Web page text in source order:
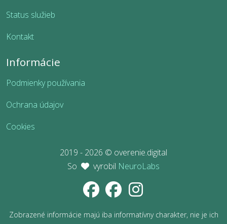
Status služieb
Kontakt
Informácie
Podmienky používania
Ochrana údajov
Cookies
2019 - 2026 © overenie.digital
So
vyrobil NeuroLabs
Zobrazené informácie majú iba informatívny charakter, nie je ich